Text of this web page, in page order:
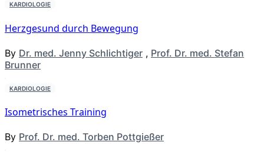
KARDIOLOGIE
Herzgesund durch Bewegung
By Dr. med. Jenny Schlichtiger , Prof. Dr. med. Stefan
Brunner
KARDIOLOGIE
Isometrisches Training
By Prof. Dr. med. Torben Pottgießer